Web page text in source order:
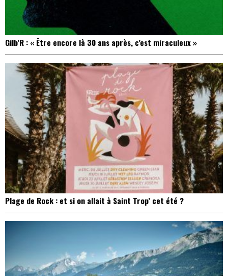
Gilb’R : « Être encore là 30 ans après, c’est miraculeux »
Plage de Rock : et si on allait à Saint Trop’ cet été ?